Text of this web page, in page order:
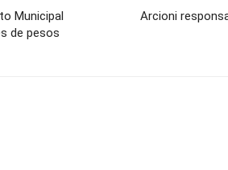
Municipal
de pesos
Arcioni